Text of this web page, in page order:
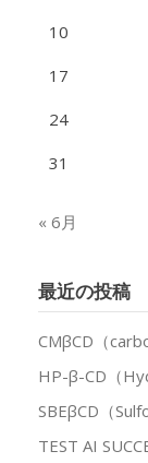
10
17
24
31
« 6月
最近の投稿
CMβCD（
HP-β-CD（
SBEβCD（
TEST AI